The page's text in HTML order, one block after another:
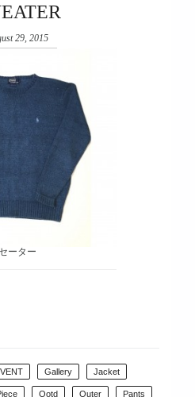
29, 2015
セーター
Gallery Jacket
Ootd Outer Pants